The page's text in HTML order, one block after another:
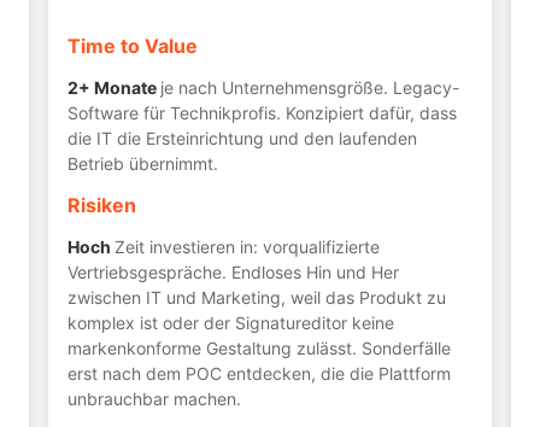
Time to Value
2+ Monate je nach Unternehmensgröße. Legacy-
Software für Technikprofis. Konzipiert dafür, dass
die IT die Ersteinrichtung und den laufenden
Betrieb übernimmt.
Risiken
Hoch Zeit investieren in: vorqualifizierte
Vertriebsgespräche. Endloses Hin und Her
zwischen IT und Marketing, weil das Produkt zu
komplex ist oder der Signatureditor keine
markenkonforme Gestaltung zulässt. Sonderfälle
erst nach dem POC entdecken, die die Plattform
unbrauchbar machen.